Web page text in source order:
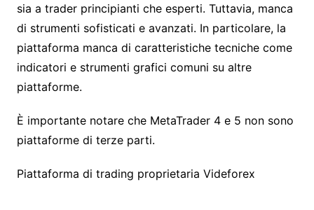
sia a trader principianti che esperti. Tuttavia, manca
di strumenti sofisticati e avanzati. In particolare, la
piattaforma manca di caratteristiche tecniche come
indicatori e strumenti grafici comuni su altre
piattaforme.
È importante notare che MetaTrader 4 e 5 non sono
piattaforme di terze parti.
Piattaforma di trading proprietaria Videforex